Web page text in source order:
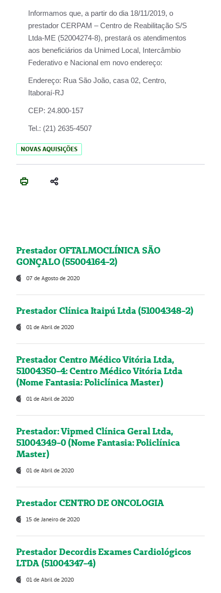
Informamos que, a partir do dia 18/11/2019, o
prestador CERPAM – Centro de Reabilitação S/S
Ltda-ME (52004274-8), prestará os atendimentos
aos beneficiários da Unimed Local, Intercâmbio
Federativo e Nacional em novo endereço:
Endereço: Rua São João, casa 02, Centro,
Itaboraí-RJ
CEP: 24.800-157
Tel.: (21) 2635-4507
NOVAS AQUISIÇÕES
Prestador OFTALMOCLÍNICA SÃO
GONÇALO (55004164-2)
07 de Agosto de 2020
Prestador Clínica Itaipú Ltda (51004348-2)
01 de Abril de 2020
Prestador Centro Médico Vitória Ltda,
51004350-4: Centro Médico Vitória Ltda
(Nome Fantasia: Policlínica Master)
01 de Abril de 2020
Prestador: Vipmed Clínica Geral Ltda,
51004349-0 (Nome Fantasia: Policlínica
Master)
01 de Abril de 2020
Prestador CENTRO DE ONCOLOGIA
15 de Janeiro de 2020
Prestador Decordis Exames Cardiológicos
LTDA (51004347-4)
01 de Abril de 2020